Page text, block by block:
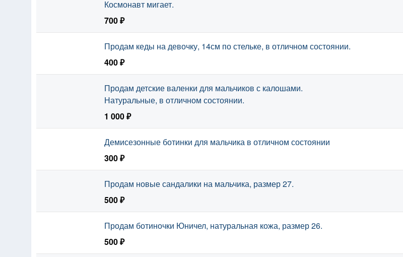
Космонавт мигает.
700 ₽
Продам кеды на девочку, 14см по стельке, в отличном состоянии.
400 ₽
Продам детские валенки для мальчиков с калошами.
Натуральные, в отличном состоянии.
1 000 ₽
Демисезонные ботинки для мальчика в отличном состоянии
300 ₽
Продам новые сандалики на мальчика, размер 27.
500 ₽
Продам ботиночки Юничел, натуральная кожа, размер 26.
500 ₽